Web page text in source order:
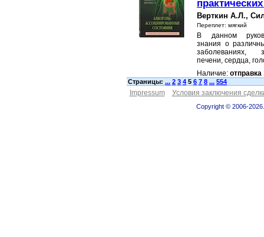
Верткин А.Л.,
Переплет: мягкий
В данном
знания о
заболеваниях,
печени, сердца,
Наличие: отправка
Страницы: ... 2 3 4 5 6 7 8 ... 554
Impressum Условия заключения
Copyright © 2006-